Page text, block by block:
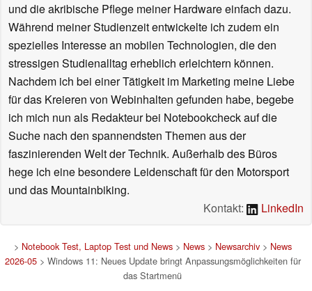
und die akribische Pflege meiner Hardware einfach dazu.
Während meiner Studienzeit entwickelte ich zudem ein
spezielles Interesse an mobilen Technologien, die den
stressigen Studienalltag erheblich erleichtern können.
Nachdem ich bei einer Tätigkeit im Marketing meine Liebe
für das Kreieren von Webinhalten gefunden habe, begebe
ich mich nun als Redakteur bei Notebookcheck auf die
Suche nach den spannendsten Themen aus der
faszinierenden Welt der Technik. Außerhalb des Büros
hege ich eine besondere Leidenschaft für den Motorsport
und das Mountainbiking.
Kontakt:
LinkedIn
> Notebook Test, Laptop Test und News> News> Newsarchiv> News
2026-05> Windows 11: Neues Update bringt Anpassungsmöglichkeiten für
das Startmenü